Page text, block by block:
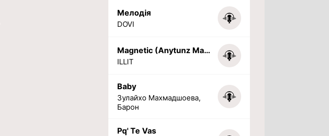
Мелодія
DOVI
Magnetic (Anytunz Marimba Ringtone)
ILLIT
Baby
Зулайхо Махмадшоева,
Барон
Pq' Te Vas